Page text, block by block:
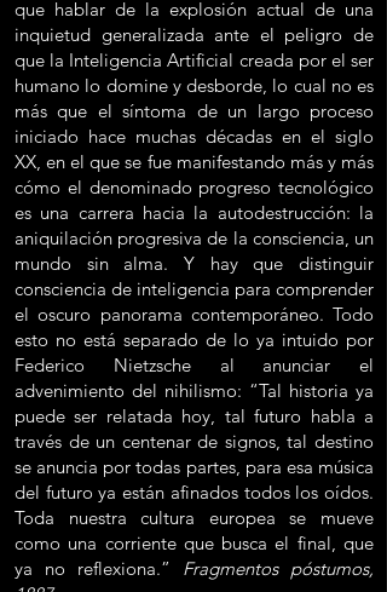
que hablar de la explosión actual de una
inquietud generalizada ante el peligro de
que la Inteligencia Artificial creada por el ser
humano lo domine y desborde, lo cual no es
más que el síntoma de un largo proceso
iniciado hace muchas décadas en el siglo
XX, en el que se fue manifestando más y más
cómo el denominado progreso tecnológico
es una carrera hacia la autodestrucción: la
aniquilación progresiva de la consciencia, un
mundo sin alma. Y hay que distinguir
consciencia de inteligencia para comprender
el oscuro panorama contemporáneo. Todo
esto no está separado de lo ya intuido por
Federico Nietzsche al anunciar el
advenimiento del nihilismo: “Tal historia ya
puede ser relatada hoy, tal futuro habla a
través de un centenar de signos, tal destino
se anuncia por todas partes, para esa música
del futuro ya están afinados todos los oídos.
Toda nuestra cultura europea se mueve
como una corriente que busca el final, que
ya no reflexiona.” Fragmentos póstumos,